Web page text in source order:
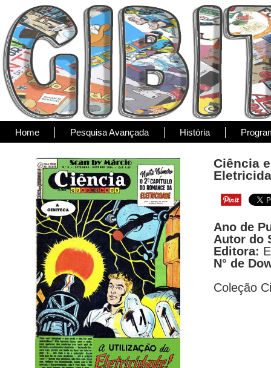
Home Pesquisa Avançada História
Ciência
Ano de
Autor do
Editora:
N° de
Coleção